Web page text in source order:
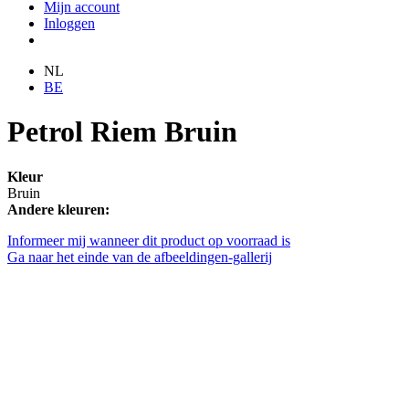
Mijn account
Inloggen
NL
BE
Petrol Riem Bruin
Kleur
Bruin
Andere kleuren:
Informeer mij wanneer dit product op voorraad is
Ga naar het einde van de afbeeldingen-gallerij